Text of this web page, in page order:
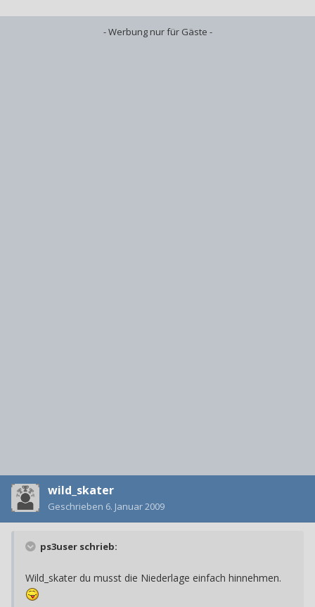
- Werbung nur für Gäste -
wild_skater
Geschrieben 6. Januar 2009
ps3user schrieb:
Wild_skater du musst die Niederlage einfach hinnehmen.